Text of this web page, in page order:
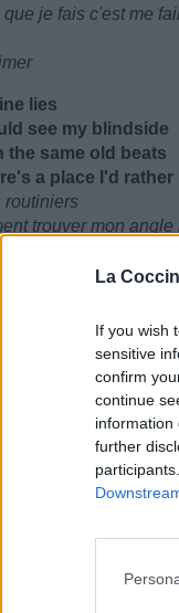
La
If you wish
sensitive
confirm
continue
information
further
je fais c'est me
lies
see my blindside
the same old beats
a place I'd rather
routiniers
trouver mon angle
avec les mêmes
il y a un endroit